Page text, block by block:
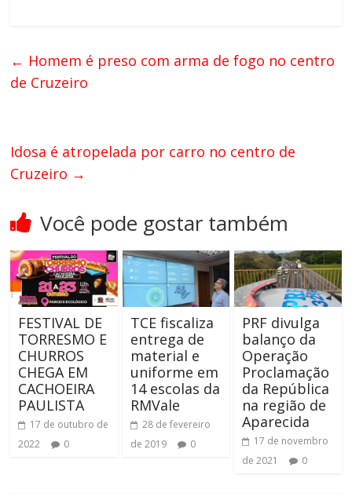
← Homem é preso com arma de fogo no centro
de Cruzeiro
Idosa é atropelada por carro no centro de
Cruzeiro →
Você pode gostar também
FESTIVAL DE
TORRESMO E
CHURROS
CHEGA EM
CACHOEIRA
PAULISTA
17 de outubro de
2022
0
TCE fiscaliza
entrega de
material e
uniforme em
14 escolas da
RMVale
28 de fevereiro
de 2019
0
PRF divulga
balanço da
Operação
Proclamação
da República
na região de
Aparecida
17 de novembro
de 2021
0